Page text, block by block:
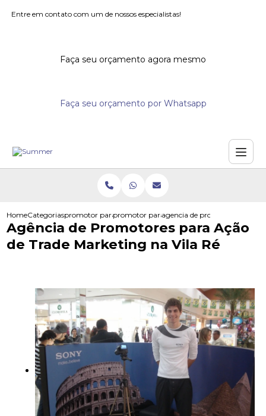
Entre em contato com um de nossos especialistas!
Faça seu orçamento agora mesmo
Faça seu orçamento por Whatsapp
HomeCategoriaspromotor para eventospromotor para acao promocional
agencia de promotores para
Agência de Promotores para Ação
de Trade Marketing na Vila Ré